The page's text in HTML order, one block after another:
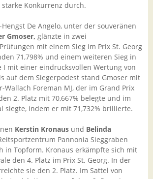
Konkurrenz durch.
De Angelo, unter der souveränen
Gmoser, glänzte in zwei
mit einem Sieg im Prix St. Georg
71,798% und einem weiteren Sieg in
mit einer eindrucksvollen Wertung von
auf dem Siegerpodest stand Gmoser mit
Foreman MJ, der im Grand Prix
2. Platz mit 70,667% belegte und im
siegte, indem er mit 71,732% brillierte.
Kerstin Kronausund Belinda
Pannonia Sieggraben
in Topform. Kronaus erkämpfte sich mit
den 4. Platz im Prix St. Georg. In der
sie den 2. Platz. Im Sattel von